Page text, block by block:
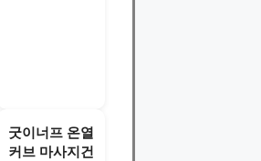
굿이너프 온열
커브 마사지건